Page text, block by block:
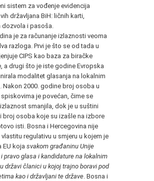
sistem za vođenje evidencija
državljana BiH: ličnih karti,
i pasoša.
je za računanje izlaznosti veoma
razloga. Prvi je što se od tada u
CIPS kao baza za biračke
a drugi što je iste godine Evropska
modalitet glasanja na lokalnim
Nakon 2000. godine broj osoba u
je povećan, čime se
smanjila, dok je u suštini
broj osoba koje su izašle na izbore
isti. Bosna i Hercegovina nije
regulativu u smjeru u kojem je
EU koja svakom građaninu Unije
pravo glasa i kandidature na lokalnim
državi članici u kojoj trajno boravi pod
kao i državljani te države . Bosna i